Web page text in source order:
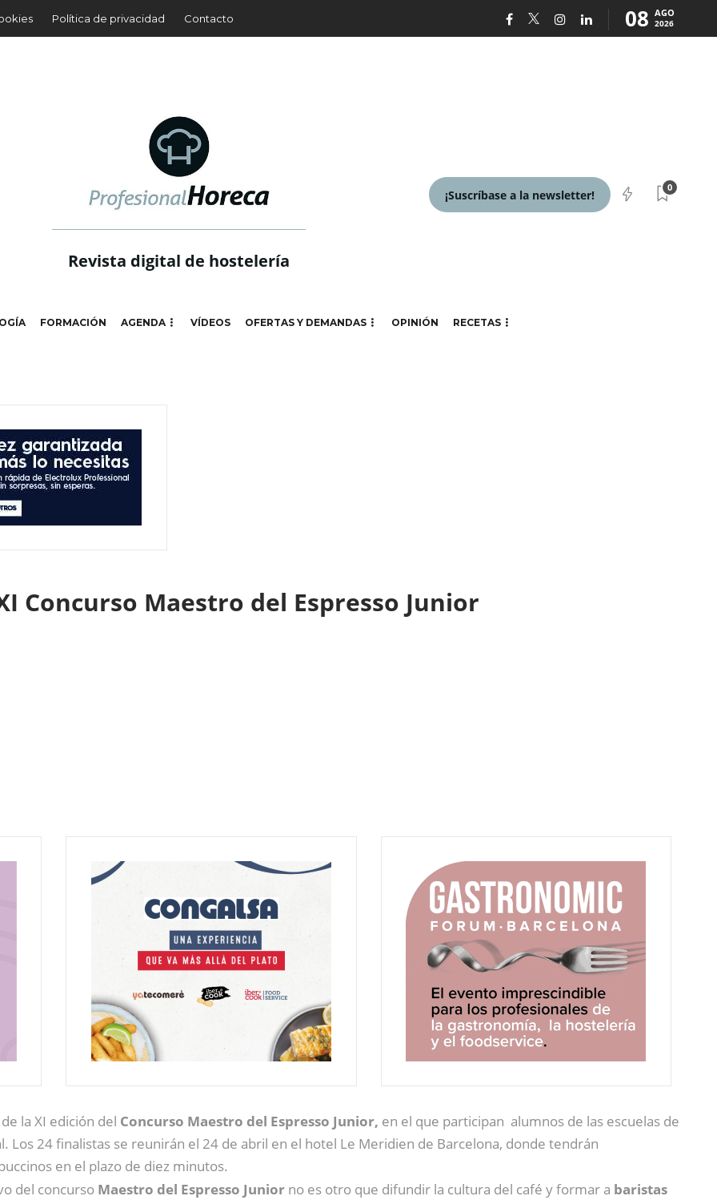
Política de privacidad Contacto 08 AGO
2026
Revista digital de hostelería
¡Suscríbase a la newsletter!
0
FORMACIÓN AGENDA VÍDEOS OFERTAS Y DEMANDAS OPINIÓN RECETAS
Concurso Maestro del Espresso Junior
la XI edición del Concurso Maestro del Espresso Junior, en el que participan alumnos de las escuelas de
Los 24 finalistas se reunirán el 24 de abril en el hotel Le Meridien de Barcelona, donde tendrán
en el plazo de diez minutos.
del concurso Maestro del Espresso Junior no es otro que difundir la cultura del café y formar a baristas